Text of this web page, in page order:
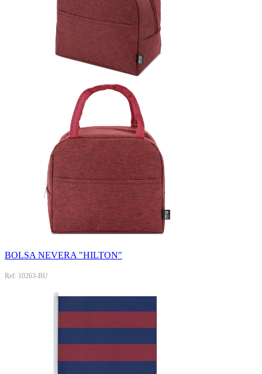
BOLSA NEVERA "HILTON"
Ref: 10263-BU